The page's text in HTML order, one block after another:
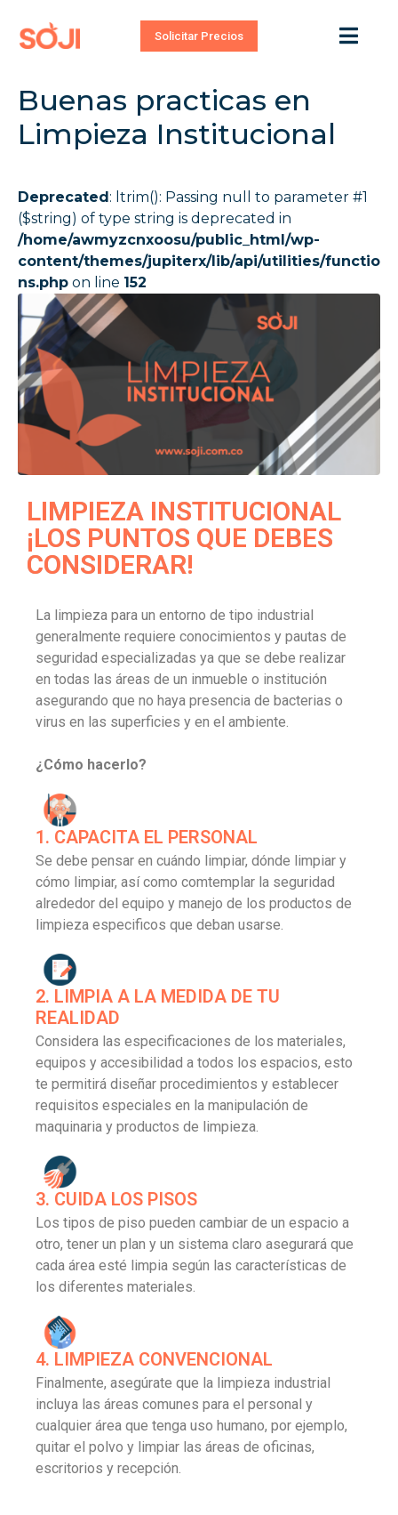
Solicitar Precios
Buenas practicas en
Limpieza Institucional
Deprecated: ltrim(): Passing null to parameter #1
($string) of type string is deprecated in
/home/awmyzcnxoosu/public_html/wp-
content/themes/jupiterx/lib/api/utilities/functio
ns.php on line 152
LIMPIEZA INSTITUCIONAL
¡LOS PUNTOS QUE DEBES
CONSIDERAR!
La limpieza para un entorno de tipo industrial
generalmente requiere conocimientos y pautas de
seguridad especializadas ya que se debe realizar
en todas las áreas de un inmueble o institución
asegurando que no haya presencia de bacterias o
virus en las superficies y en el ambiente.
¿Cómo hacerlo?
1. CAPACITA EL PERSONAL
Se debe pensar en cuándo limpiar, dónde limpiar y
cómo limpiar, así como comtemplar la seguridad
alrededor del equipo y manejo de los productos de
limpieza especificos que deban usarse.
2. LIMPIA A LA MEDIDA DE TU
REALIDAD
Considera las especificaciones de los materiales,
equipos y accesibilidad a todos los espacios, esto
te permitirá diseñar procedimientos y establecer
requisitos especiales en la manipulación de
maquinaria y productos de limpieza.
3. CUIDA LOS PISOS
Los tipos de piso pueden cambiar de un espacio a
otro, tener un plan y un sistema claro asegurará que
cada área esté limpia según las características de
los diferentes materiales.
4. LIMPIEZA CONVENCIONAL
Finalmente, asegúrate que la limpieza industrial
incluya las áreas comunes para el personal y
cualquier área que tenga uso humano, por ejemplo,
quitar el polvo y limpiar las áreas de oficinas,
escritorios y recepción.